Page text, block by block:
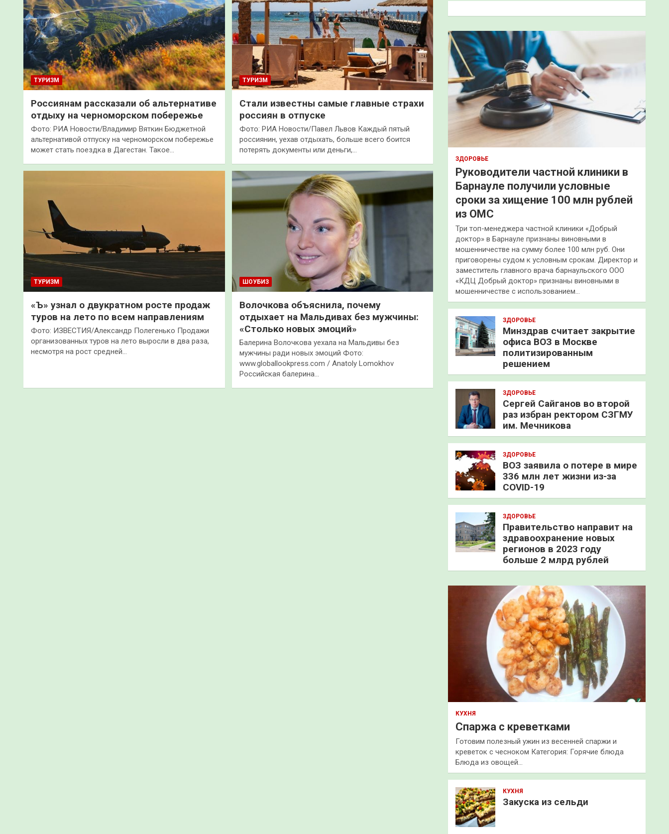
ТУРИЗМ
Россиянам рассказали об альтернативе
отдыху на черноморском побережье
Фото: РИА Новости/Владимир Вяткин Бюджетной
альтернативой отпуску на черноморском побережье
может стать поездка в Дагестан. Такое…
ТУРИЗМ
Стали известны самые главные страхи
россиян в отпуске
Фото: РИА Новости/Павел Львов Каждый пятый
россиянин, уехав отдыхать, больше всего боится
потерять документы или деньги,…
ТУРИЗМ
«Ъ» узнал о двукратном росте продаж
туров на лето по всем направлениям
Фото: ИЗВЕСТИЯ/Александр Полегенько Продажи
организованных туров на лето выросли в два раза,
несмотря на рост средней…
ШОУБИЗ
Волочкова объяснила, почему
отдыхает на Мальдивах без мужчины:
«Столько новых эмоций»
Балерина Волочкова уехала на Мальдивы без
мужчины ради новых эмоций Фото:
www.globallookpress.com / Anatoly Lomokhov
Российская балерина…
к
ЗДОРОВЬЕ
Руководители частной клиники в
Барнауле получили условные
сроки за хищение 100 млн рублей
из ОМС
Три топ-менеджера частной клиники «Добрый
доктор» в Барнауле признаны виновными в
мошенничестве на сумму более 100 млн руб. Они
приговорены судом к условным срокам. Директор и
заместитель главного врача барнаульского ООО
«КДЦ Добрый доктор» признаны виновными в
мошенничестве с использованием…
ЗДОРОВЬЕ
Минздрав считает закрытие
офиса ВОЗ в Москве
политизированным
решением
ЗДОРОВЬЕ
Сергей Сайганов во второй
раз избран ректором СЗГМУ
им. Мечникова
ЗДОРОВЬЕ
ВОЗ заявила о потере в мире
336 млн лет жизни из-за
COVID-19
ЗДОРОВЬЕ
Правительство направит на
здравоохранение новых
регионов в 2023 году
больше 2 млрд рублей
КУХНЯ
Спаржа с креветками
Готовим полезный ужин из весенней спаржи и
креветок с чесноком Категория: Горячие блюда
Блюда из овощей…
КУХНЯ
Закуска из сельди